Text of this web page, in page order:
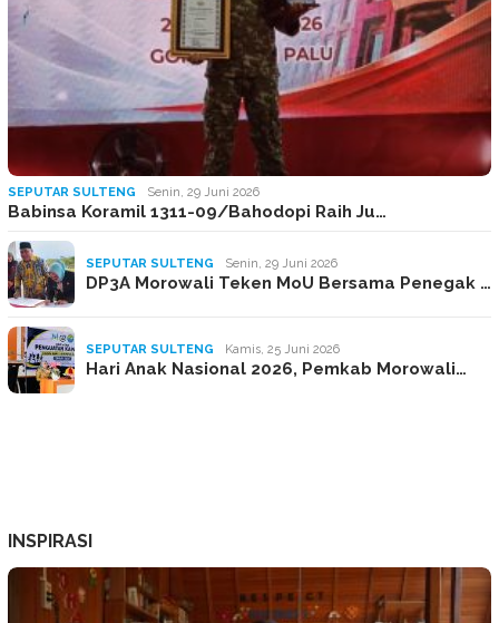
SEPUTAR SULTENG Senin, 29 Juni 2026
Babinsa Koramil 1311-09/Bahodopi Raih Ju…
SEPUTAR SULTENG Senin, 29 Juni 2026
DP3A Morowali Teken MoU Bersama Penegak …
SEPUTAR SULTENG Kamis, 25 Juni 2026
Hari Anak Nasional 2026, Pemkab Morowali…
INSPIRASI